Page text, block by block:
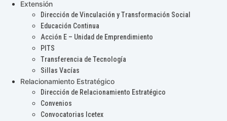
Extensión
Dirección de Vinculación y Transformación Social
Educación Continua
Acción E – Unidad de Emprendimiento
PITS
Transferencia de Tecnología
Sillas Vacías
Relacionamiento Estratégico
Dirección de Relacionamiento Estratégico
Convenios
Convocatorias Icetex